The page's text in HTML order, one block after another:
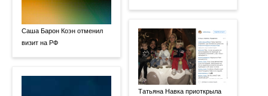
Саша Барон Коэн отменил
визит на РФ
Татьяна Навка приоткрыла